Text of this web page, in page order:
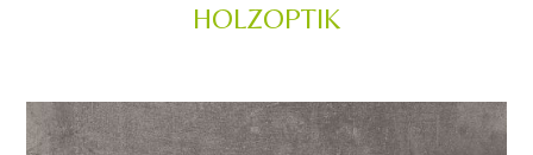
HOLZOPTIK